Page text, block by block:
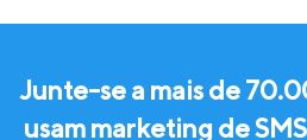
Junte-se a mais de
usam marketing de